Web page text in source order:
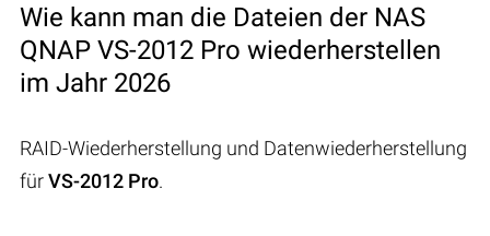
Wie kann man die Dateien der NAS
QNAP VS-2012 Pro wiederherstellen
im Jahr 2026
RAID-Wiederherstellung und Datenwiederherstellung
fürVS-2012 Pro.